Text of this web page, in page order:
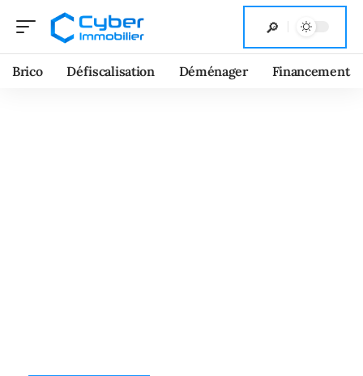
Brico Défiscalisation Déménager Financement